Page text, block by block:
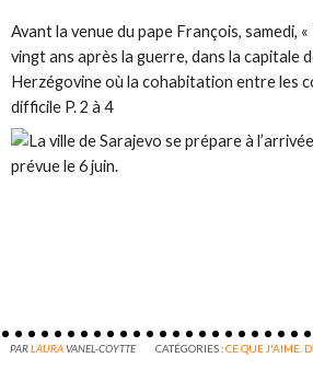
Avant la venue du pape François, samedi,
vingt ans après la guerre, dans la capitale
Herzégovine où la cohabitation entre les
difficile P. 2 à 4
PARLAURAVANEL-COYTTE CATÉGORIES :CE QUE J'AIME.